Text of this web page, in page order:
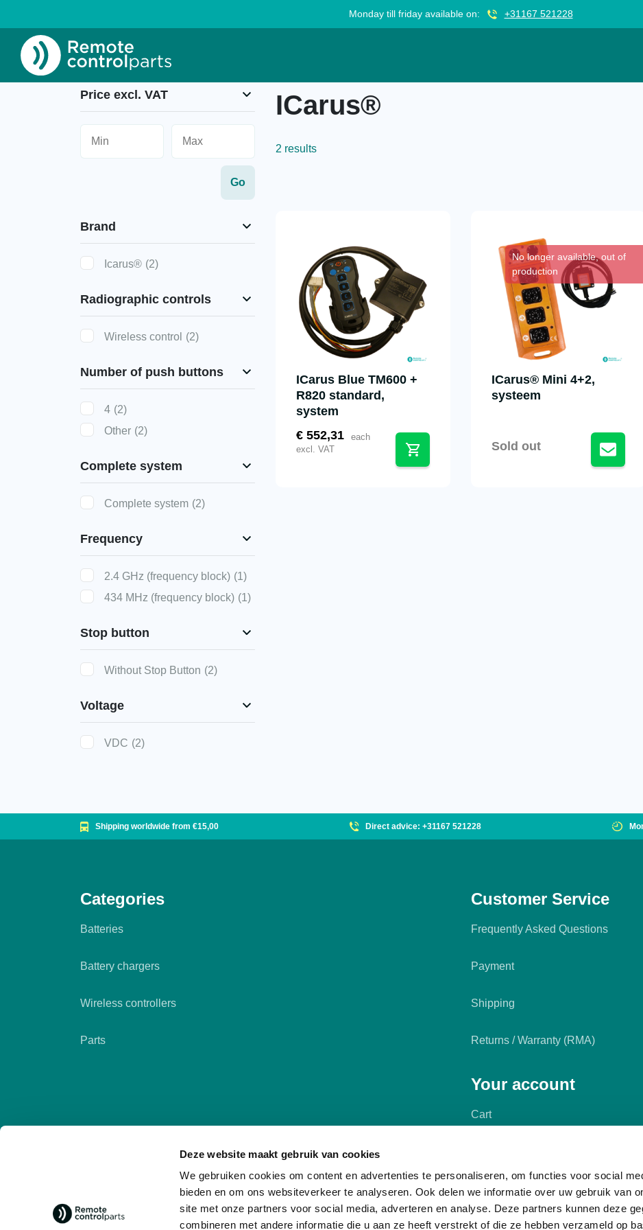
Deze website maakt gebruik van cookies
We gebruiken cookies om content en advertenties te personaliseren, om functies voor social
bieden en om ons websiteverkeer te analyseren. Ook delen we informatie over uw gebruik van
site met onze partners voor social media, adverteren en analyse. Deze partners kunnen deze
combineren met andere informatie die u aan ze heeft verstrekt of die ze hebben verzameld op
Monday till friday available on: +31167 521228
»
Price excl. VAT
Brand
Icarus® (2)
Radiographic controls
Wireless control (2)
Number of push buttons
4 (2)
Other (2)
Complete system
Complete system (2)
Frequency
2.4 GHz (frequency block) (1)
434 MHz (frequency block) (1)
Stop button
Without Stop Button (2)
Voltage
VDC (2)
ICarus®
2 results
ICarus Blue TM600 +
R820 standard,
system
€ 552,31
each
excl. VAT
No longer available, out of
production
ICarus® Mini 4+2,
systeem
Sold out
Shipping worldwide from €15,00 Direct advice: +31167 521228
Categories
Batteries
Battery chargers
Wireless controllers
Parts
Customer Service
Frequently Asked Questions
Payment
Shipping
Returns / Warranty (RMA)
Your account
Cart